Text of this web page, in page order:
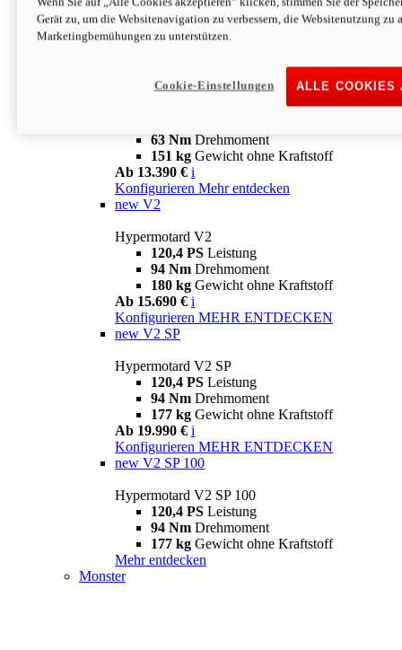
63 NmDrehmoment
151 kgGewicht ohne Kraftstoff
Ab 13.890 € i
63 Nm Drehmoment
151 kg Gewicht ohne Kraftstoff
Ab 13.390 € i
Konfigurieren Mehr entdecken
new V2
Hypermotard V2
120,4 PS Leistung
94 Nm Drehmoment
180 kg Gewicht ohne Kraftstoff
Ab 15.690 € i
Konfigurieren MEHR ENTDECKEN
new V2 SP
Hypermotard V2 SP
120,4 PS Leistung
94 Nm Drehmoment
177 kg Gewicht ohne Kraftstoff
Ab 19.990 € i
Konfigurieren MEHR ENTDECKEN
new V2 SP 100
Hypermotard V2 SP 100
120,4 PS Leistung
94 Nm Drehmoment
177 kg Gewicht ohne Kraftstoff
Mehr entdecken
Monster
Gerät zu, um die Websitenavigation zu verbessern, die Websitenutzung zu
Marketingbemühungen zu unterstützen.
ALLE COOKIES
Cookie-Einstellungen